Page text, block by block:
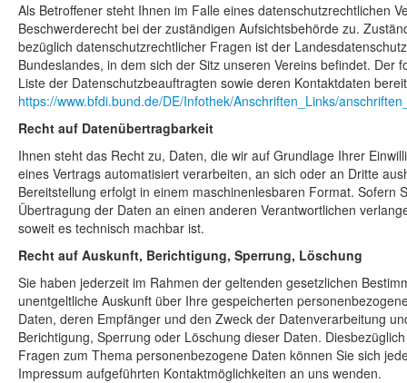
Als Betroffener steht Ihnen im Falle eines datenschutzrechtlichen
Beschwerderecht bei der zuständigen Aufsichtsbehörde zu.
bezüglich datenschutzrechtlicher Fragen ist der
Bundeslandes, in dem sich der Sitz unseren Vereins befindet. Der
Liste der Datenschutzbeauftragten sowie deren Kontaktdaten
https://www.bfdi.bund.de/DE/Infothek/Anschriften_Links/
Recht auf Datenübertragbarkeit
Ihnen steht das Recht zu, Daten, die wir auf Grundlage Ihrer
eines Vertrags automatisiert verarbeiten, an sich oder an Dritte
Bereitstellung erfolgt in einem maschinenlesbaren Format. Sofern
Übertragung der Daten an einen anderen Verantwortlichen
soweit es technisch machbar ist.
Recht auf Auskunft, Berichtigung, Sperrung, Löschung
Sie haben jederzeit im Rahmen der geltenden gesetzlichen
unentgeltliche Auskunft über Ihre gespeicherten
Daten, deren Empfänger und den Zweck der Datenverarbeitung
Berichtigung, Sperrung oder Löschung dieser Daten.
Fragen zum Thema personenbezogene Daten können Sie sich
Impressum aufgeführten Kontaktmöglichkeiten an uns wenden.